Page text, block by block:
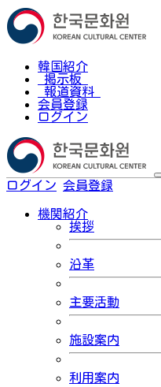
韓国紹介
掲示板
報道資料
会員登録
ログイン
ログイン 会員登録
機関紹介
挨拶
沿革
主要活動
施設案内
利用案内